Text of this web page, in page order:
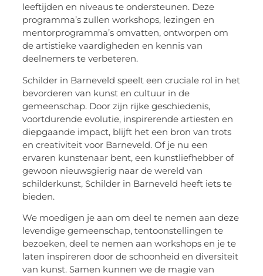
leeftijden en niveaus te ondersteunen. Deze
programma’s zullen workshops, lezingen en
mentorprogramma’s omvatten, ontworpen om
de artistieke vaardigheden en kennis van
deelnemers te verbeteren.
Schilder in Barneveld speelt een cruciale rol in het
bevorderen van kunst en cultuur in de
gemeenschap. Door zijn rijke geschiedenis,
voortdurende evolutie, inspirerende artiesten en
diepgaande impact, blijft het een bron van trots
en creativiteit voor Barneveld. Of je nu een
ervaren kunstenaar bent, een kunstliefhebber of
gewoon nieuwsgierig naar de wereld van
schilderkunst, Schilder in Barneveld heeft iets te
bieden.
We moedigen je aan om deel te nemen aan deze
levendige gemeenschap, tentoonstellingen te
bezoeken, deel te nemen aan workshops en je te
laten inspireren door de schoonheid en diversiteit
van kunst. Samen kunnen we de magie van